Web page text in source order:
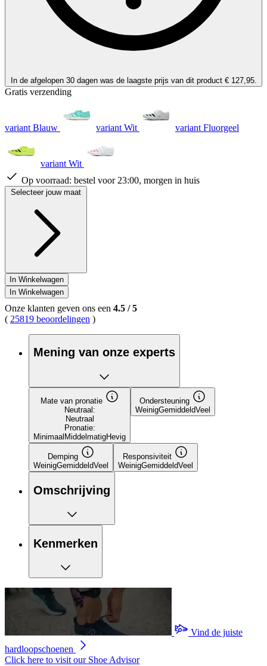
In de afgelopen 30 dagen was de laagste prijs van dit product € 127,95.
Gratis verzending
variant Blauw variant Wit variant Fluorgeel
variant Wit
Op voorraad: bestel voor 23:00, morgen in huis
Selecteer jouw maat
In Winkelwagen
In Winkelwagen
Onze klanten geven ons een 4.5 /5
( 25819 beoordelingen )
Mening van onze experts
Mate van pronatie
Neutraal:
Neutraal
Pronatie:
Minimaal MiddelmatigHevig
Ondersteuning
WeinigGemiddeldVeel
Demping
WeinigGemiddeldVeel
Responsiviteit
WeinigGemiddeldVeel
Omschrijving
Kenmerken
Vind de juiste
hardloopschoenen
Click here to visit our Shoe Advisor